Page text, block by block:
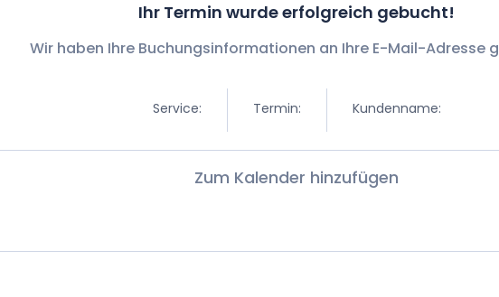
Ihr Termin wurde erfolgreich gebucht!
Wir haben Ihre Buchungsinformationen an Ihre E-Mail-Adresse
Service: Termin: Kundenname:
Zum Kalender hinzufügen